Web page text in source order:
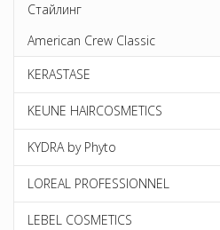
Стайлинг
American Crew Classic
KERASTASE
KEUNE HAIRCOSMETICS
KYDRA by Phyto
LOREAL PROFESSIONNEL
LEBEL COSMETICS